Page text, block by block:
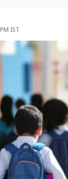
IST